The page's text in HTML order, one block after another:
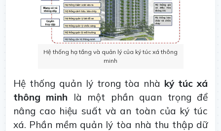
Hệ thống hạ tầng và quản lý của ký túc xá thông
minh
Hệ thống quản lý trong tòa nhà ký túc xá
thông minh là một phần quan trọng để
nâng cao hiệu suất và an toàn của ký túc
xá. Phần mềm quản lý tòa nhà thu thập dữ